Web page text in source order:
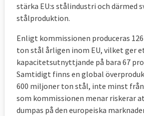
stärka EU:s stålindustri och därmed
stålproduktion.
Enligt kommissionen produceras
ton stål årligen inom EU, vilket ger
kapacitetsutnyttjande på bara 67
Samtidigt finns en global
600 miljoner ton stål, inte minst
som kommissionen menar riskerar
dumpas på den europeiska